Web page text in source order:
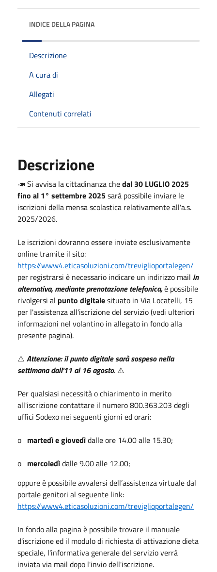
INDICE DELLA PAGINA
Descrizione
A cura di
Allegati
Contenuti correlati
Descrizione
📣 Si avvisa la cittadinanza chedal 30 LUGLIO 2025
fino al 1° settembre 2025sarà possibile inviare le
iscrizioni della mensa scolastica relativamente all'a.s.
2025/2026.
Le iscrizioni dovranno essere inviate esclusivamente
online tramite il sito:
https://www4.eticasoluzioni.com/treviglioportalegen/
per registrarsi è necessario indicare un indirizzo mail in
alternativa, mediante prenotazione telefonica,è possibile
rivolgersi al punto digitalesituato in Via Locatelli, 15
per l'assistenza all'iscrizione del servizio (vedi ulteriori
informazioni nel volantino in allegato in fondo alla
presente pagina).
⚠️ Attenzione: il punto digitale sarà sospeso nella
settimana dall'11 al 16 agosto. ⚠️
Per qualsiasi necessità o chiarimento in merito
all'iscrizione contattare il numero 800.363.203 degli
uffici Sodexo nei seguenti giorni ed orari:
o martedì e giovedìdalle ore 14.00 alle 15.30;
o mercoledìdalle 9.00 alle 12.00;
oppure è possibile avvalersi dell’assistenza virtuale dal
portale genitori al seguente link:
https://www4.eticasoluzioni.com/treviglioportalegen/
In fondo alla pagina è possibile trovare il manuale
d'iscrizione ed il modulo di richiesta di attivazione dieta
speciale, l'informativa generale del servizio verrà
inviata via mail dopo l'invio dell'iscrizione.